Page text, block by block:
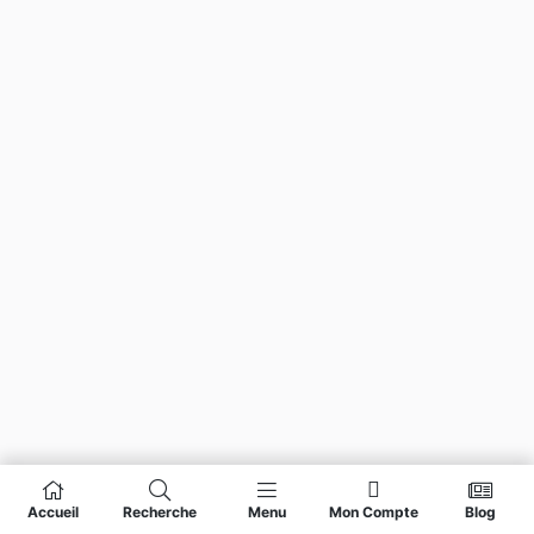
Accueil Recherche Menu Mon Compte Blog